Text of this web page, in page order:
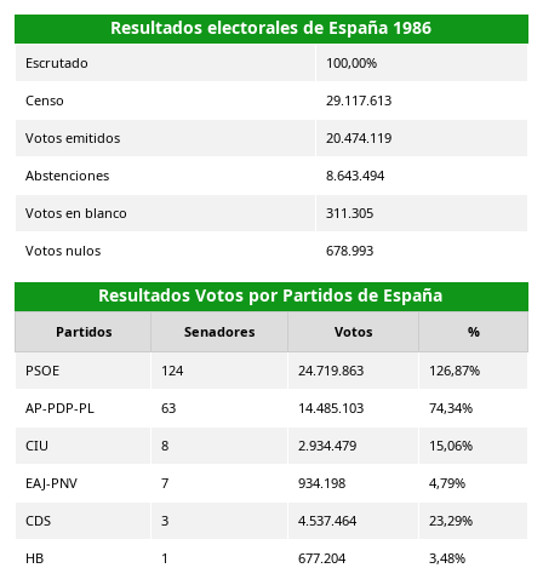
Resultados electorales de España 1986
Escrutado 100,00%
Censo 29.117.613
Votos emitidos 20.474.119
Abstenciones 8.643.494
Votos en blanco 311.305
Votos nulos 678.993
Resultados Votos por Partidos de España
Partidos Senadores Votos %
PSOE 124 24.719.863 126,87%
AP-PDP-PL 63 14.485.103 74,34%
CIU 8 2.934.479 15,06%
EAJ-PNV 7 934.198 4,79%
CDS 3 4.537.464 23,29%
HB 1 677.204 3,48%